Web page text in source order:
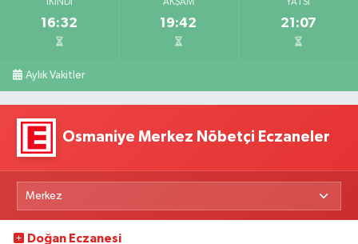
İKINDI
16:32
AKŞAM
19:42
YATSI
21:07
Aylık Vakitler
Osmaniye Merkez Nöbetçi Eczaneler
Doğan Eczanesi